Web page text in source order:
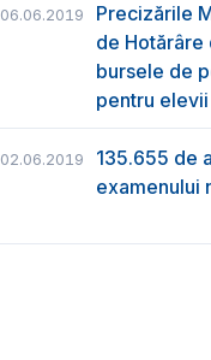
06.06.2019
Precizările
de Hotărâre
bursele de
pentru
02.06.2019
135.655 de
examenului